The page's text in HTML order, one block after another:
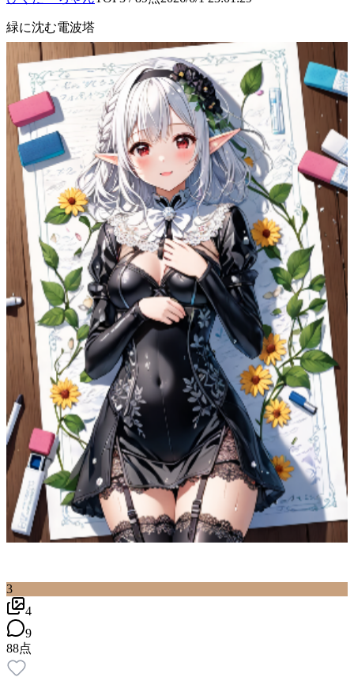
緑に沈む電波塔
崩れた都市を見つめる電波塔、過去の繁栄が感じられます。
3
4
9
88点